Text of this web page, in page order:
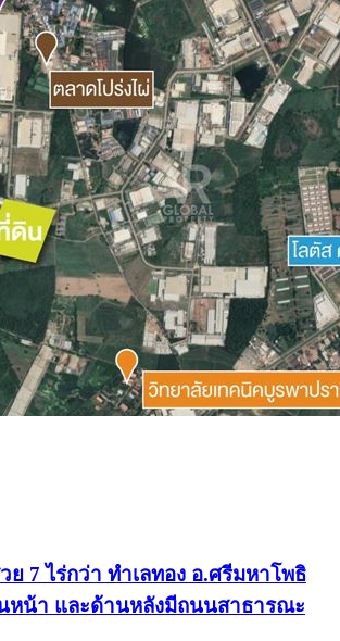
7 ไร่กว่า ทำเลทอง อ.ศรีมหาโพธิ
หน้า และด้านหลังมีถนนสาธารณะ